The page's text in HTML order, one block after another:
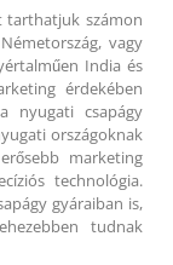
tarthatjuk számon
vagy
India és
érdekében
nyugati csapágy
országoknak
marketing
technológia.
gyáraiban is,
tudnak